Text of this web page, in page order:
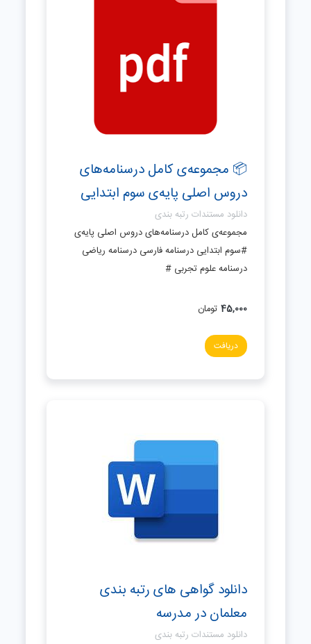
📦 مجموعه‌ی کامل درسنامه‌های
دروس اصلی پایه‌ی سوم ابتدایی
دانلود مستندات رتبه بندی
مجموعه‌ی کامل درسنامه‌های دروس اصلی پایه‌ی
#سوم ابتدایی درسنامه فارسی درسنامه ریاضی
درسنامه علوم تجربی #
45,000 تومان
دریافت
دانلود گواهی های رتبه بندی
معلمان در مدرسه
دانلود مستندات رتبه بندی